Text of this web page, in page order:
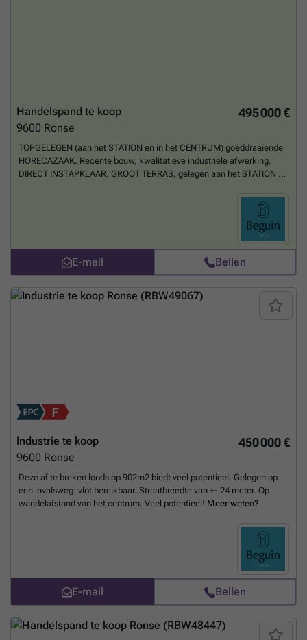
495 000 €
Handelspand te koop
9600 Ronse
TOPGELEGEN (aan het STATION en in het CENTRUM) goeddraaiende
HORECAZAAK. Recente bouw, kwalitatieve industriële afwerking,
DIRECT INSTAPKLAAR. GROOT TERRAS, gelegen aan het STATION en
E-mail Bellen
450 000 €
Industrie te koop
9600 Ronse
Deze af te breken loods op 902m2 biedt veel potentieel. Gelegen op
een invalsweg: vlot bereikbaar. Straatbreedte van +- 24 meter. Op
wandelafstand van het centrum. Veel potentieel! Meer weten?
E-mail Bellen